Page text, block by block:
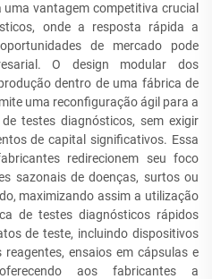
vantagem competitiva crucial
onde a resposta rápida a
de mercado pode
O design modular dos
dentro de uma fábrica de
uma reconfiguração ágil para a
testes diagnósticos, sem exigir
de capital significativos. Essa
redirecionem seu foco
sazonais de doenças, surtos ou
maximizando assim a utilização
de testes diagnósticos rápidos
de teste, incluindo dispositivos
ensaios em cápsulas e
aos fabricantes a